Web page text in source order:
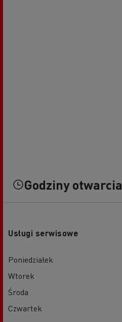
Godziny otwarcia
Usługi serwisowe
Poniedziałek
Wtorek
Środa
Czwartek